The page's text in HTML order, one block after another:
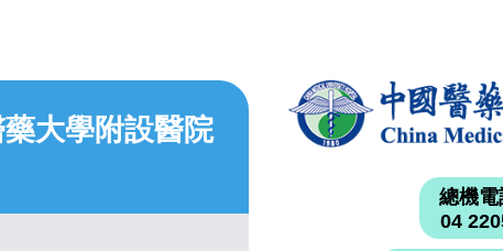
大學附設醫院
總機電
04